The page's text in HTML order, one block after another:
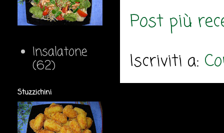
Post più
Iscriviti a:
Insalatone
(62)
Stuzzichini